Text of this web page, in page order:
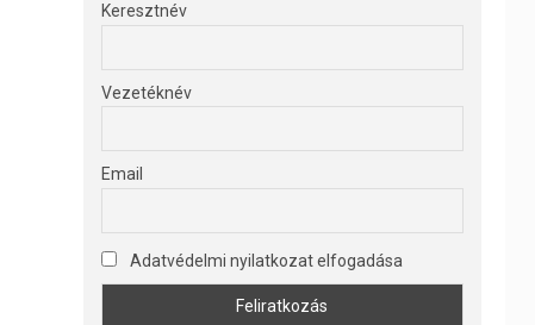
Keresztnév
Vezetéknév
Email
Adatvédelmi nyilatkozat elfogadása